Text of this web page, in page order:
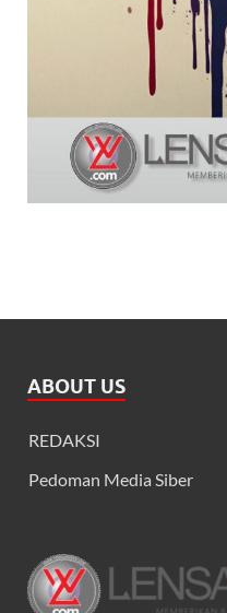
ABOUT US
REDAKSI
Pedoman Media Siber